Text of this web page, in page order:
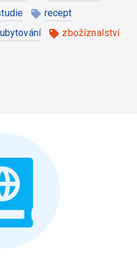
recept
ubytování
zbožíznalství